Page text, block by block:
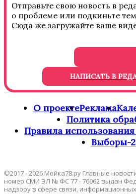
Отправьте свою новость в
о проблеме или подкиньте
Сюда же загружайте ваше
НАПИСАТЬ В
О проектеРеклама
Политика
Правила
Выборы-
©2017 - 2026 Мойка78.ру Главные
номер СМИ ЭЛ № ФС 77 - 76062 выдан
надзору в сфере связи,